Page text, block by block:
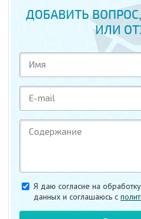
ДОБАВИТЬ
ИЛИ
Я даю согласие на
данных и соглашаюсь c